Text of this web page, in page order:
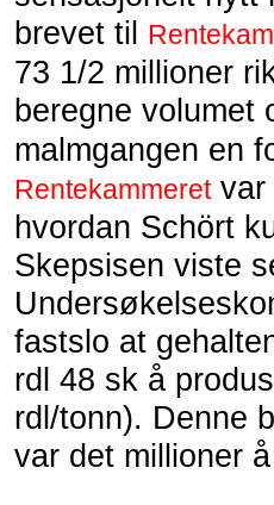
brevet til
73 1/2 millioner
beregne volumet
malmgangen en
Rentekammeretvar
hvordan Schört
Skepsisen viste
fastslo at
rdl 48 sk å
rdl/tonn). Denne
var det millioner